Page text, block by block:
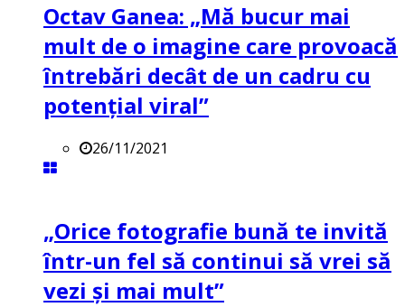
Octav Ganea: „Mă bucur mai
mult de o imagine care provoacă
întrebări decât de un cadru cu
potenţial viral”
26/11/2021
„Orice fotografie bună te invită
într-un fel să continui să vrei să
vezi și mai mult”